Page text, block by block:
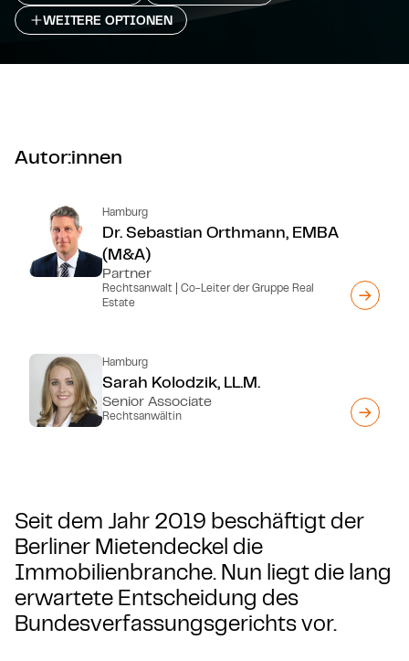
WEITERE OPTIONEN
Autor:innen
Hamburg
Dr. Sebastian Orthmann, EMBA
(M&A)
Partner
Rechtsanwalt | Co-Leiter der Gruppe Real
Estate
Hamburg
Sarah Kolodzik, LL.M.
Senior Associate
Rechtsanwältin
Seit dem Jahr 2019 beschäftigt der
Berliner Mietendeckel die
Immobilienbranche. Nun liegt die lang
erwartete Entscheidung des
Bundesverfassungsgerichts vor.